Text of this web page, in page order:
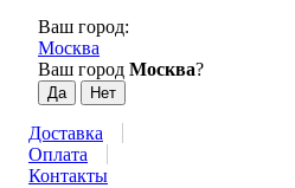
Ваш город:
Москва
Ваш город Москва?
Доставка
Оплата
Контакты